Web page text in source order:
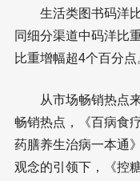
生活类图书码洋比
同细分渠道中码洋比
比重增幅超4个百分点
从市场畅销热点来
畅销热点，《百病食
药膳养生治病一本通
观念的引领下，《控